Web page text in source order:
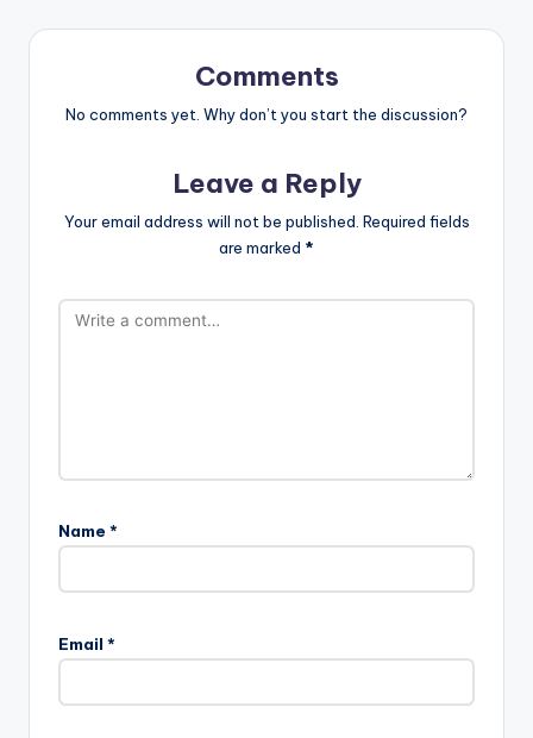
Comments
No comments yet. Why don’t you start the discussion?
Leave a Reply
Your email address will not be published. Required fields
are marked *
Name *
Email *